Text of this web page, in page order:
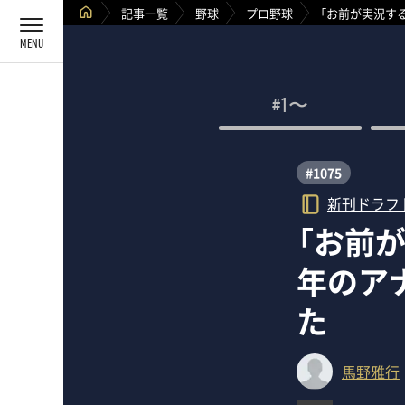
記事一覧 野球 プロ野球 「お前が実況す
#1〜
#1075
新刊ドラフ
「お前
年のア
た
馬野雅行